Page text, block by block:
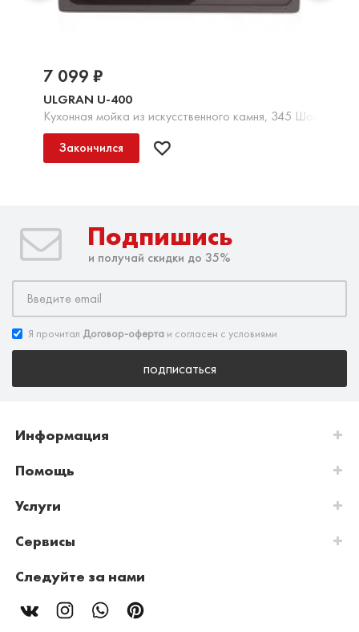
ULGRAN U-400
Кухонная мойка из искусственного камня, 345 Шоколад
7 099 ₽
Закончился
Подпишись
и получай скидки до 35%
Я прочитал Договор-оферта и согласен с условиями
подписаться
Информация
Помощь
Услуги
Сервисы
Следуйте за нами